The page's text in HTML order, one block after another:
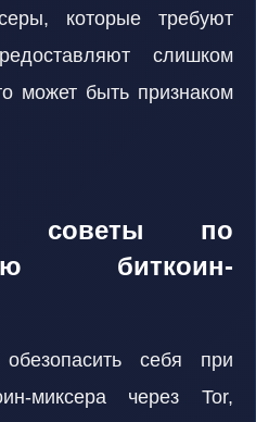
которые требуют
слишком
может быть признаком
советы по
биткоин-
себя при
миксера через Tor,